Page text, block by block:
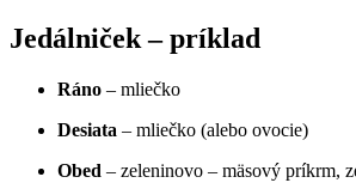
Jedálniček – príklad
Ráno – mliečko
Desiata – mliečko (alebo ovocie)
Obed – zeleninovo – mäsový príkrm,